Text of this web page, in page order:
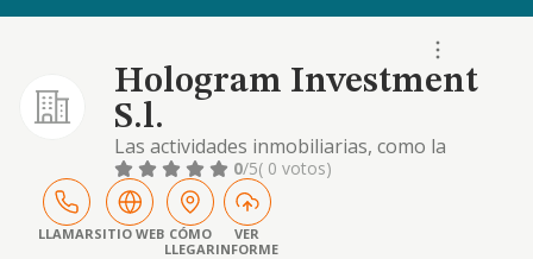
Hologram Investment
S.l.
Las actividades inmobiliarias, como la
adquisicion, la explotacion directa mediante
el arrendamiento o por cualquier otro titulo,
y la enajenacion de toda clase de fincas,
terrenos, solares, construcciones, etc
0/5( 0 votos)
LLAMARSITIO WEB CÓMO
LLEGAR
VER
INFORME